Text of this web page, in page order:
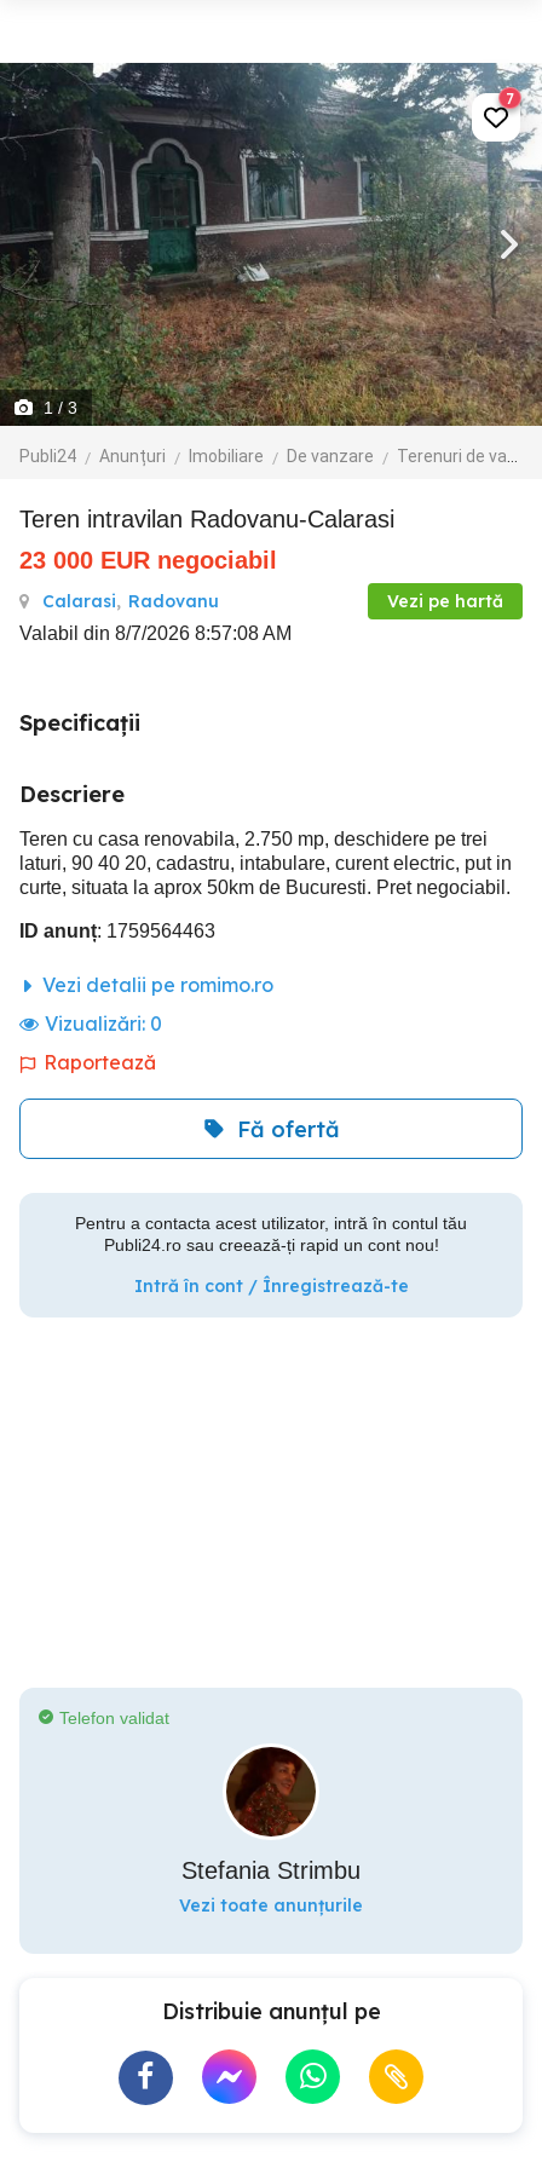
1/ 3
Publi24 Anunțuri Imobiliare De vanzare Terenuri de vanzare
7
Teren intravilan Radovanu-Calarasi
23 000 EUR negociabil
Calarasi, Radovanu Vezi pe hartă
Valabil din 8/7/2026 8:57:08 AM
Specificații
Descriere
Teren cu casa renovabila, 2.750 mp, deschidere pe trei
laturi, 90 40 20, cadastru, intabulare, curent electric, put in
curte, situata la aprox 50km de Bucuresti. Pret negociabil.
ID anunț: 1759564463
Vezi detalii pe romimo.ro
Vizualizări: 0
Raportează
Fă ofertă
Pentru a contacta acest utilizator, intră în contul tău
Publi24.ro sau creează-ți rapid un cont nou!
Intră în cont / Înregistrează-te
Telefon validat
Stefania Strimbu
Vezi toate anunțurile
Distribuie anunțul pe